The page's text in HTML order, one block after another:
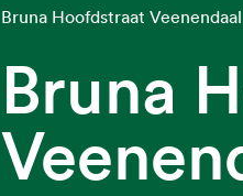
Bruna Hoofdstraat Veenendaal
Bruna